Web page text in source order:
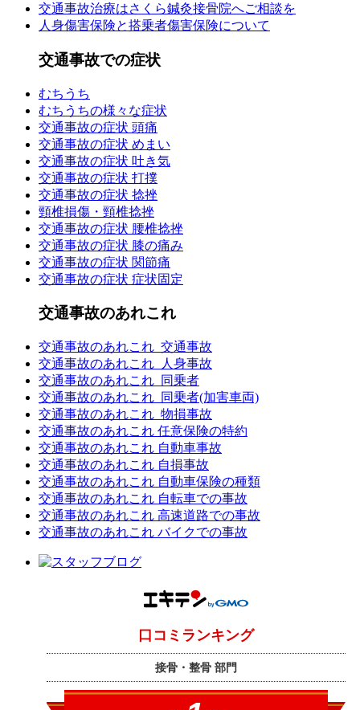
交通事故治療はさくら鍼灸接骨院へご相談を
人身傷害保険と搭乗者傷害保険について
交通事故での症状
むちうち
むちうちの様々な症状
交通事故の症状 頭痛
交通事故の症状 めまい
交通事故の症状 吐き気
交通事故の症状 打撲
交通事故の症状 捻挫
頸椎損傷・頸椎捻挫
交通事故の症状 腰椎捻挫
交通事故の症状 膝の痛み
交通事故の症状 関節痛
交通事故の症状 症状固定
交通事故のあれこれ
交通事故のあれこれ_交通事故
交通事故のあれこれ_人身事故
交通事故のあれこれ_同乗者
交通事故のあれこれ_同乗者(加害車両)
交通事故のあれこれ_物損事故
交通事故のあれこれ 任意保険の特約
交通事故のあれこれ 自動車事故
交通事故のあれこれ 自損事故
交通事故のあれこれ 自動車保険の種類
交通事故のあれこれ 自転車での事故
交通事故のあれこれ 高速道路での事故
交通事故のあれこれ バイクでの事故